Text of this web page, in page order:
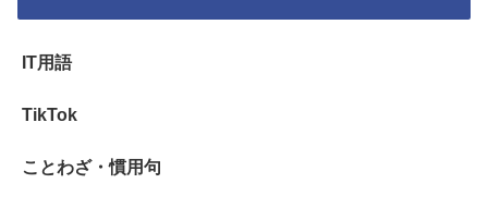
IT用語
TikTok
ことわざ・慣用句